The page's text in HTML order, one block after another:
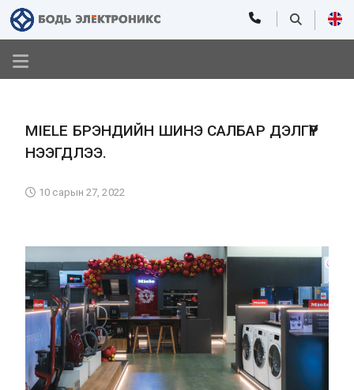
MIELE БРЭНДИЙН ШИНЭ САЛБАР ДЭЛГҮҮР
НЭЭГДЛЭЭ.
10 сарын 27, 2022